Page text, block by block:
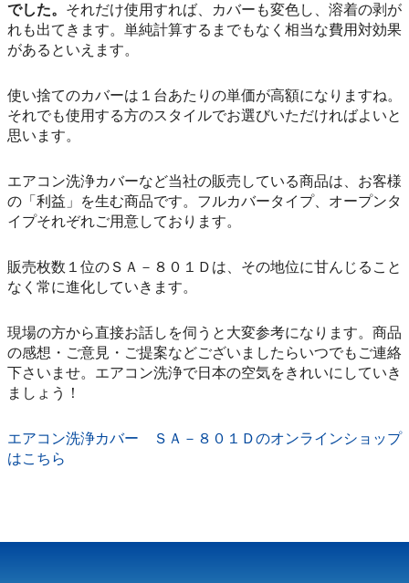
でした。 それだけ使用すれば、カバーも変色し、溶着の剥が
れも出てきます。単純計算するまでもなく相当な費用対効果
があるといえます。
使い捨てのカバーは１台あたりの単価が高額になりますね。
それでも使用する方のスタイルでお選びいただければよいと
思います。
エアコン洗浄カバーなど当社の販売している商品は、お客様
の「利益」を生む商品です。フルカバータイプ、オープンタ
イプそれぞれご用意しております。
販売枚数１位のＳＡ－８０１Ｄは、その地位に甘んじること
なく常に進化していきます。
現場の方から直接お話しを伺うと大変参考になります。商品
の感想・ご意見・ご提案などございましたらいつでもご連絡
下さいませ。エアコン洗浄で日本の空気をきれいにしていき
ましょう！
エアコン洗浄カバー ＳＡ－８０１Ｄのオンラインショップ
はこちら